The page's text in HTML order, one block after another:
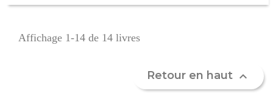
Affichage 1-14 de 14 livres
Retour en haut 